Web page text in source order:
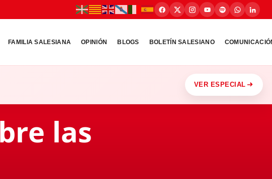
FAMILIA SALESIANA OPINIÓN BLOGS BOLETÍN SALESIANO
VER ESPECIAL
las